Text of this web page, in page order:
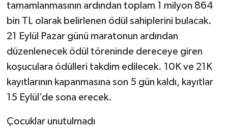
tamamlanmasının ardından toplam 1 milyon 864
bin TL olarak belirlenen ödül sahiplerini bulacak.
21 Eylül Pazar günü maratonun ardından
düzenlenecek ödül töreninde dereceye giren
koşuculara ödülleri takdim edilecek. 10K ve 21K
kayıtlarının kapanmasına son 5 gün kaldı, kayıtlar
15 Eylül’de sona erecek.
Çocuklar unutulmadı